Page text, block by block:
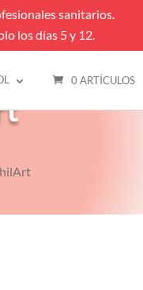
sanitarios.
los días 5 y 12.
0 ARTÍCULOS